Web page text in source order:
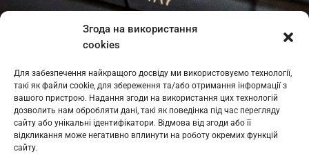
Згода на використання
cookies
Для забезпечення найкращого досвіду ми використовуємо технології,
такі як файли cookie, для збереження та/або отримання інформації з
вашого пристрою. Надання згоди на використання цих технологій
дозволить нам обробляти дані, такі як поведінка під час перегляду
сайту або унікальні ідентифікатори. Відмова від згоди або її
відкликання може негативно вплинути на роботу окремих функцій
сайту.
: L11-01410
: L11-01801
Косів: L11-01805
Гарасимів: L11-02274